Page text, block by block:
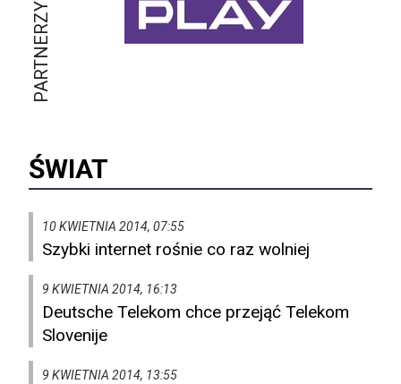
PARTNERZY
ŚWIAT
10 KWIETNIA 2014, 07:55
Szybki internet rośnie co raz wolniej
9 KWIETNIA 2014, 16:13
Deutsche Telekom chce przejąć Telekom
Slovenije
9 KWIETNIA 2014, 13:55